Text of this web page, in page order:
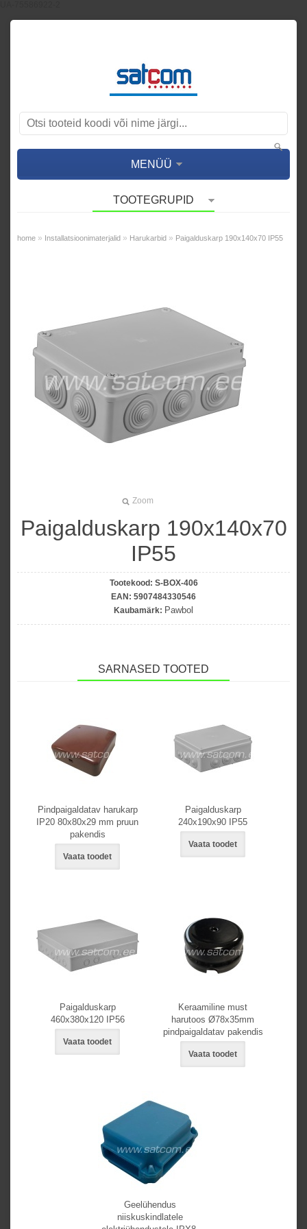
MENÜÜ
TOOTEGRUPID
home » Installatsioonimaterjalid » Harukarbid » Paigalduskarp 190x140x70 IP55
Zoom
Paigalduskarp 190x140x70
IP55
Tootekood: S-BOX-406
EAN: 5907484330546
Kaubamärk: Pawbol
SARNASED TOOTED
Pindpaigaldatav harukarp
IP20 80x80x29 mm pruun
pakendis
Vaata toodet
Paigalduskarp
240x190x90 IP55
Vaata toodet
Paigalduskarp
460x380x120 IP56
Vaata toodet
Keraamiline must
harutoos Ø78x35mm
pindpaigaldatav pakendis
Vaata toodet
Geelühendus
niiskuskindlatele